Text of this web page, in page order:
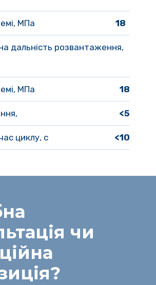
МПа 18
дальність розвантаження,
МПа 18
<5
циклу, с <10
чи
?